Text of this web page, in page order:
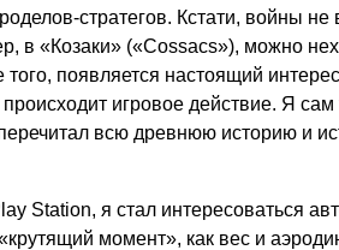
стратегов. Кстати, войны не
в «Козаки» («Cossacs»), можно
появляется настоящий
игровое действие. Я сам
всю древнюю историю и
Station, я стал интересоваться
момент», как вес и